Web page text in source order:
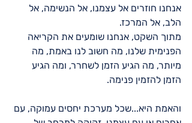
אנחנו חוזרים אל עצמנו, אל הנשימה, אל
הלב, אל המרכז.
מתוך השקט, אנחנו שומעים את הקריאה
הפנימית שלנו, מה חשוב לנו באמת, מה
מיותר, מה הגיע הזמן לשחרר, ומה הגיע
הזמן להזמין פנימה.
והאמת היא...שכל מערכת יחסים עמוקה, עם